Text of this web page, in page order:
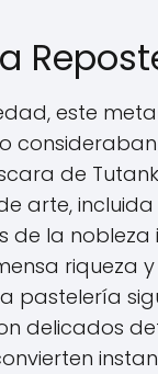
este
de
arte,
de la
riqueza y
pastelería
delicados